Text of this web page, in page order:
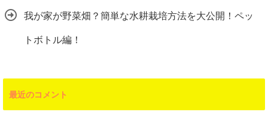
我が家が野菜畑？簡単な水耕栽培方法を大公開！ペッ
トボトル編！
最近のコメント